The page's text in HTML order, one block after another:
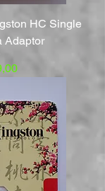
HC Single
Adaptor